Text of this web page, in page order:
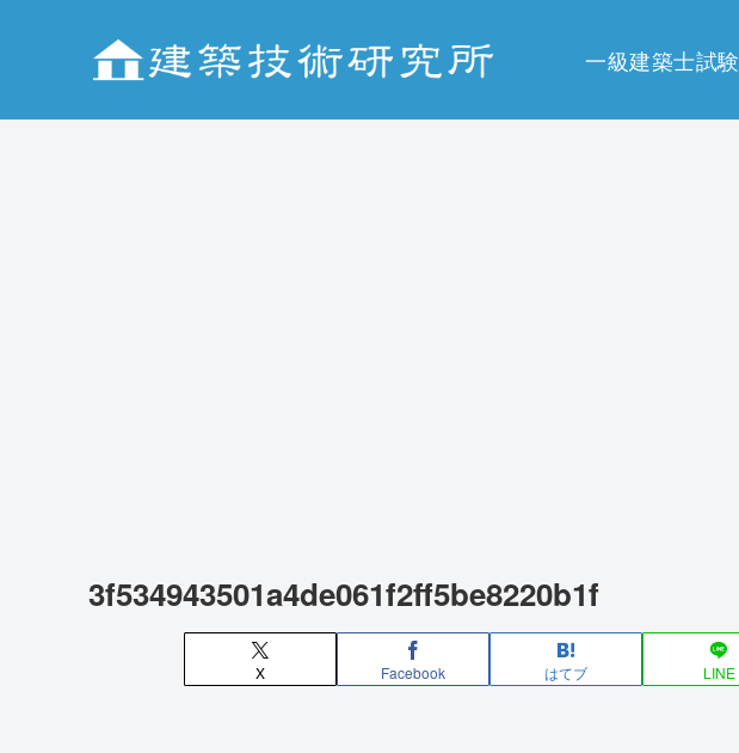
一級建築士試験
3f534943501a4de061f2ff5be8220b1f
X Facebook はてブ LINE